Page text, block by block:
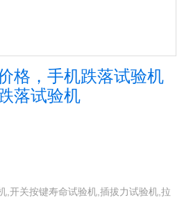
格，手机跌落试验机
落试验机
,开关按键寿命试验机,插拔力试验机,拉